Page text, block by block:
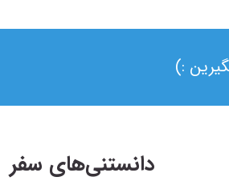
:)
دانستنی‌های سفر